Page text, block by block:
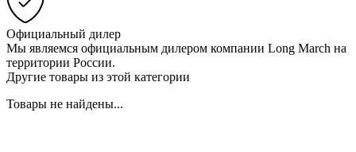
Официальный дилер
Мы являемся официальным дилером компании Long March на
территории России.
Другие товары из этой категории
Товары не найдены...